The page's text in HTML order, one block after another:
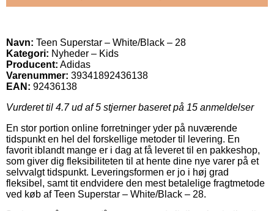
Navn: Teen Superstar – White/Black – 28
Kategori: Nyheder – Kids
Producent: Adidas
Varenummer: 39341892436138
EAN: 92436138
Vurderet til 4.7ud af 5 stjerner baseret på 15 anmeldelser
En stor portion online forretninger yder på nuværende
tidspunkt en hel del forskellige metoder til levering. En
favorit iblandt mange er i dag at få leveret til en pakkeshop,
som giver dig fleksibiliteten til at hente dine nye varer på et
selvvalgt tidspunkt. Leveringsformen er jo i høj grad
fleksibel, samt tit endvidere den mest betalelige fragtmetode
ved køb af Teen Superstar – White/Black – 28.